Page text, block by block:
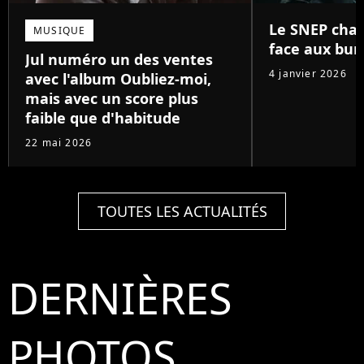
MUSIQUE
Jul numéro un des ventes
avec l'album Oubliez-moi,
mais avec un score plus
faible que d'habitude
22 mai 2026
Le SNEP
face aux
4 janvier 2026
TOUTES LES ACTUALITÉS
DERNIÈRES